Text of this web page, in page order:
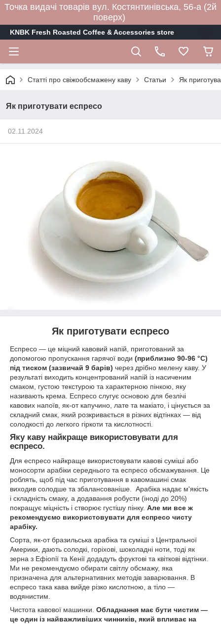
Точка видачі товарів вул. Костянтинівська, 56-а (2й
поверх)
KNBK Fresh Roasted Coffee & Accessories store
Статті про свіжообсмажену каву Статьи Як
Як приготувати еспресо
02.11.2024
Як приготувати еспресо
Еспресо — це міцний кавовий напій, приготований за
допомогою пропускання гарячої води (приблизно 90-96 °C)
під тиском (зазвичай 9 барів) через дрібно мелену каву. У
результаті виходить концентрований напій із насиченим
смаком, густою текстурою та характерною пінкою, яку
називають крема. Еспресо слугує основою для безлічі
кавових напоїв, як-от капучино, лате та макіато, і цінується за
складний смак, який розкривається в різних відтінках — від
солодкості до легкого гіркоти та кислотності.
Яку каву найкраще використовувати для
еспресо.
Для еспресо найкраще використовувати кавові суміші або
моносорти арабіки середнього та еспресо обсмажування. Це
роблять, щоб під час приготування в кавомашині смак
виходив солодше та збалансованіше. Арабіка надає м'якість
і складність смаку, а додавання робусти (іноді до 20%)
покращує міцність і створює густішу пінку. Але ми все ж
рекомендуємо використовувати для еспресо чисту
арабіку.
Сорта, як-от бразильська арабіка та суміші з Центральної
Америки, дають солодкі, горіхові, шоколадні ноти, тоді як
зерна з Ефіопії та Кенії додадуть фруктові та квіткові відтінки.
Ми не рекомендуємо обирати світлу обсмажу, яка
призначена для альтернативних методів заварювання. В
еспресо така кава вийде різко кислотною, а тіло —
водянистим.
Чистота кавової машинки. Обладнання має бути чистим —
це один із найважливіших чинників, який впливає на